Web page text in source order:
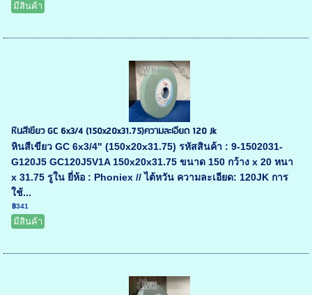
มีสินค้า
หินสีเขียว GC 6x3/4 (150x20x31.75)ความละเอียด 120 Jk
หินสีเขียว GC 6x3/4" (150x20x31.75) รหัสสินค้า : 9-1502031-
G120J5 GC120J5V1A 150x20x31.75 ขนาด 150 กว้าง x 20 หนา
x 31.75 รูใน ยี่ห้อ : Phoniex // ไต้หวัน ความละเอียด: 120JK การ
ใช้...
฿341
มีสินค้า